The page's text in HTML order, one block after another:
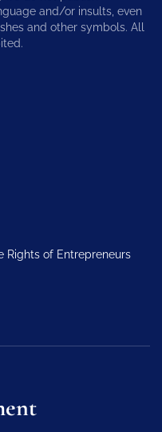
and/or insults, even
and other symbols. All
Rights of Entrepreneurs